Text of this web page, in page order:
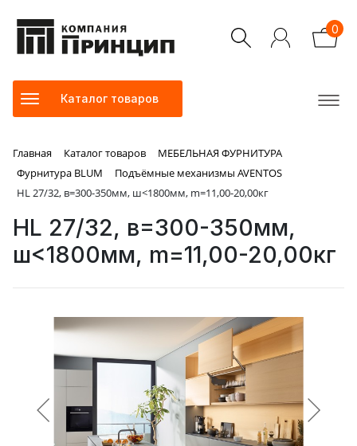
0
Каталог товаров
Главная Каталог товаров
МЕБЕЛЬНАЯ ФУРНИТУРА
Фурнитура BLUM
Подъёмные механизмы AVENTOS
HL 27/32, в=300-350мм, ш<1800мм, m=11,00-20,00кг
HL 27/32, в=300-350мм,
ш<1800мм, m=11,00-20,00кг